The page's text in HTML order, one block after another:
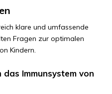
klare und umfassende
Fragen zur optimalen
Kindern.
Immunsystem von